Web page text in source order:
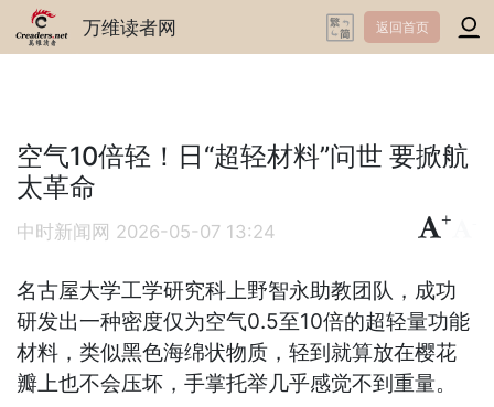
万维读者网 返回首页
空气10倍轻！日“超轻材料”问世 要掀航
太革命
中时新闻网 2026-05-07 13:24
+
名古屋大学工学研究科上野智永助教团队，成功
研发出一种密度仅为空气0.5至10倍的超轻量功能
材料，类似黑色海绵状物质，轻到就算放在樱花
瓣上也不会压坏，手掌托举几乎感觉不到重量。